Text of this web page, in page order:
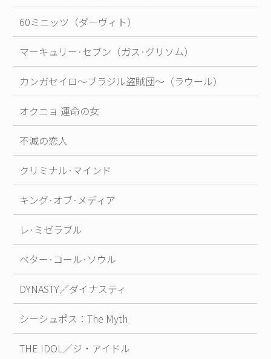
60ミニッツ（ダーヴィト）
マーキュリー·セブン（ガス·グリソム）
カンガセイロ～ブラジル盗賊団～（ラウール）
オクニョ 運命の女
不滅の恋人
クリミナル·マインド
キング·オブ·メディア
レ·ミゼラブル
ベター·コール·ソウル
DYNASTY／ダイナスティ
シーシュポス：The Myth
THE IDOL／ジ・アイドル